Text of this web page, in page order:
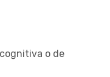
o de